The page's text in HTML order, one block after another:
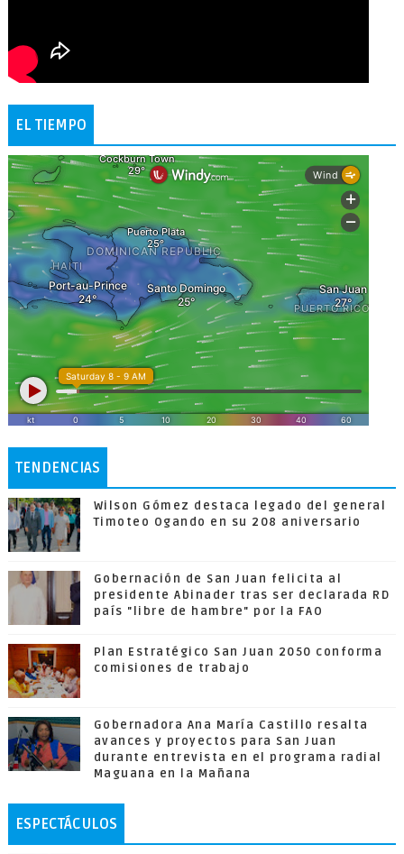
EL TIEMPO
TENDENCIAS
Wilson Gómez destaca legado del general
Timoteo Ogando en su 208 aniversario
Gobernación de San Juan felicita al
presidente Abinader tras ser declarada RD
país "libre de hambre" por la FAO
Plan Estratégico San Juan 2050 conforma
comisiones de trabajo
Gobernadora Ana María Castillo resalta
avances y proyectos para San Juan
durante entrevista en el programa radial
Maguana en la Mañana
ESPECTÁCULOS